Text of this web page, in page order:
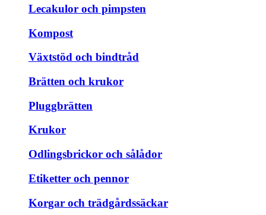
Lecakulor och pimpsten
Kompost
Växtstöd och bindtråd
Brätten och krukor
Pluggbrätten
Krukor
Odlingsbrickor och sålådor
Etiketter och pennor
Korgar och trädgårdssäckar